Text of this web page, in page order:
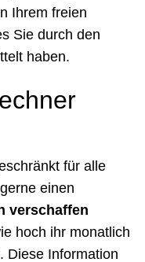
Ihrem freien
Sie durch den
haben.
für alle
einen
verschaffen
hoch ihr monatlich
Diese Information